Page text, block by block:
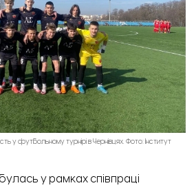
у футбольному турнірі в Чернівцях. Фото: Інститут
у рамках співпраці